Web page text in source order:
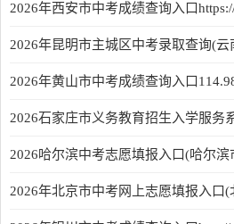
2026年西安市中考成绩查询入口https://
2026年昆明市主城区中考录取查询(云南省初中升
2026年黄山市中考成绩查询入口114.98.236.62:8000/
2026石家庄市义务教育招生入学服务系
2026哈尔滨中考志愿填报入口(哈尔滨市招生考
2026年北京市中考网上志愿填报入口